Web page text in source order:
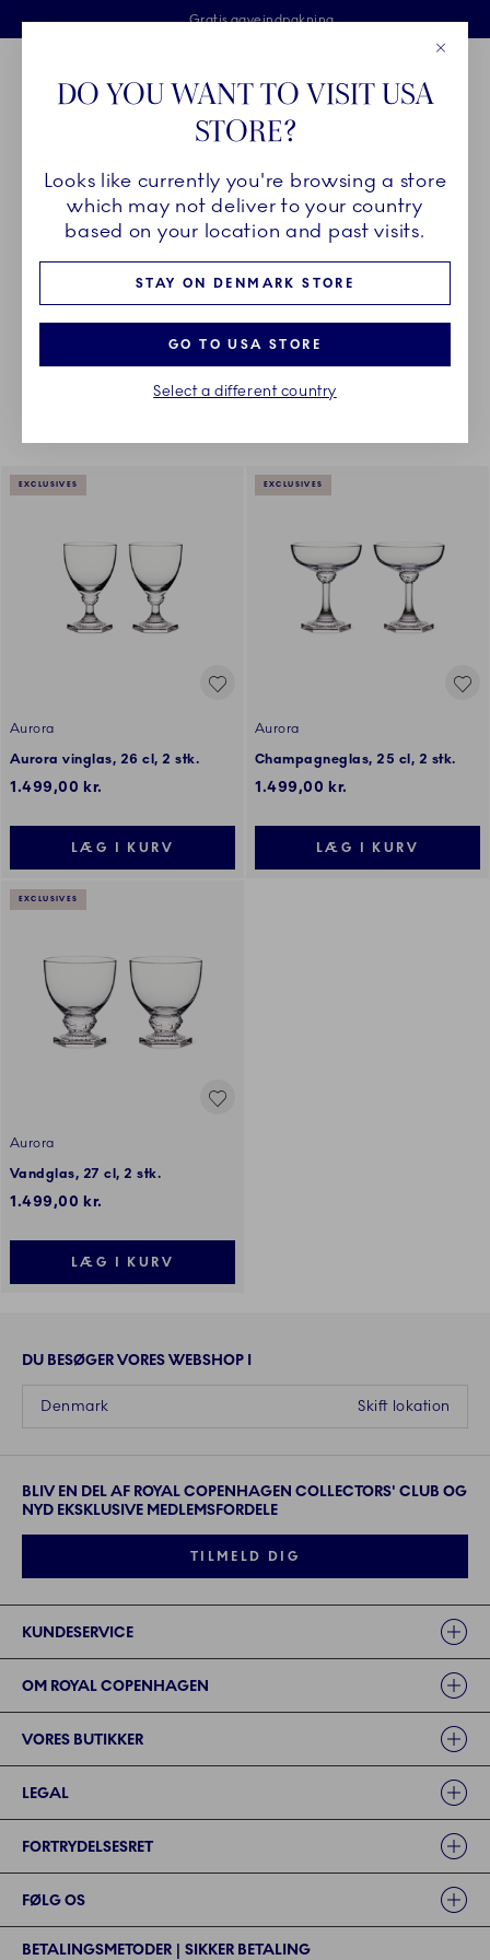
Skip Navigation
Fri levering ved køb over 500 kr. og fri retur
Gratis gaveindpakning
2 års brudgaranti
Royal Copenhagen
Breadcrumb Headlinesss
HjemSTEL Royal Copenhagen Exclusives Stel Aurora
AURORA
Der gik desværre noget galt Prøv venligst igen senere
Sortering
EXCLUSIVES
Aurora
Aurora vinglas, 26 cl, 2 stk.
1.499,00 kr.
LÆG I KURV
EXCLUSIVES
Aurora
Champagneglas, 25 cl, 2 stk.
1.499,00 kr.
LÆG I KURV
EXCLUSIVES
Aurora
Vandglas, 27 cl, 2 stk.
1.499,00 kr.
LÆG I KURV
DU BESØGER VORES WEBSHOP I
Skift lokation
Denmark
BLIV EN DEL AF ROYAL COPENHAGEN COLLECTORS' CLUB OG
NYD EKSKLUSIVE MEDLEMSFORDELE
TILMELD DIG
KUNDESERVICE
OM ROYAL COPENHAGEN
VORES BUTIKKER
LEGAL
FORTRYDELSESRET
FØLG OS
BETALINGSMETODER | SIKKER BETALING
DO YOU WANT TO VISIT USA
STORE?
Looks like currently you're browsing a store
which may not deliver to your country
based on your location and past visits.
STAY ON DENMARK STORE
GO TO USA STORE
Select a different country